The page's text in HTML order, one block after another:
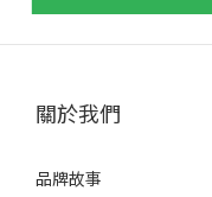
關於我們
品牌故事